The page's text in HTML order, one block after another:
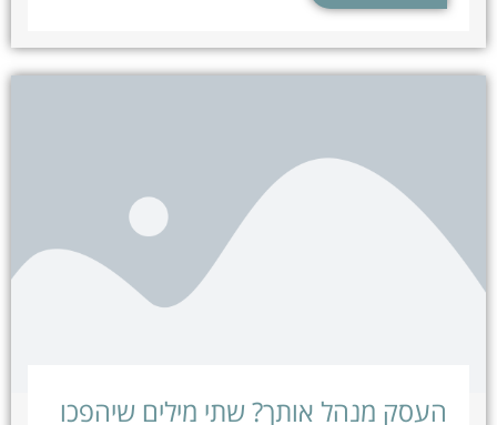
העסק מנהל אותך? שתי מילים שיהפכו